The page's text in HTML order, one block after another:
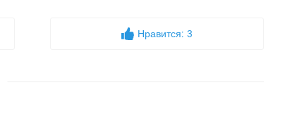
Нравится: 3